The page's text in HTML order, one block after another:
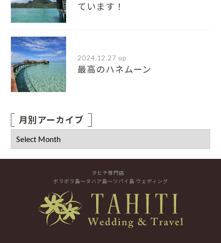
ています！
2024.12.27 up
最高のハネムーン
月別アーカイブ
タヒチ専門店
ボラボラ島～タハア島～ツパイ島 ウェディング